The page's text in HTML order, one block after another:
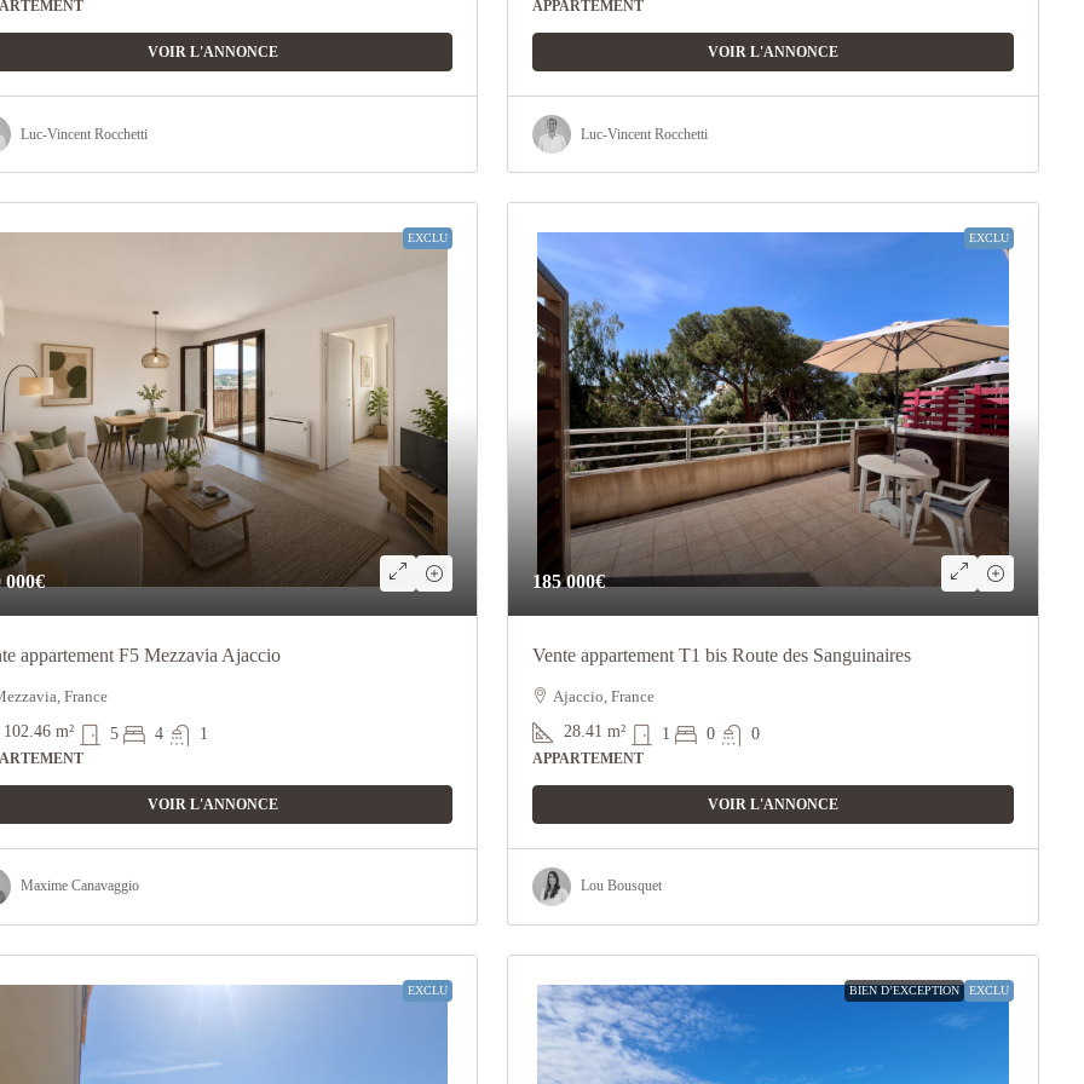
VOIR L'ANNONCE
Luc-Vincent Rocchetti
APPARTEMENT
VOIR L'ANNONCE
Luc-Vincent Rocchetti
EXCLU
000€
appartement F5 Mezzavia Ajaccio
France
102.46 m² 5 4 1
VOIR L'ANNONCE
Maxime Canavaggio
EXCLU
185 000€
Vente appartement T1 bis Route des Sanguinaires
Ajaccio, France
28.41 m² 1 0 0
APPARTEMENT
VOIR L'ANNONCE
Lou Bousquet
EXCLU BIEN D’EXCEPTION EXCLU